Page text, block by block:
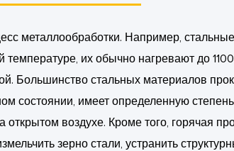
металлообработки. Например,
их обычно нагревают до
Большинство стальных материалов
состоянии, имеет определенную
воздухе. Кроме того, горячая
зерно стали, устранить